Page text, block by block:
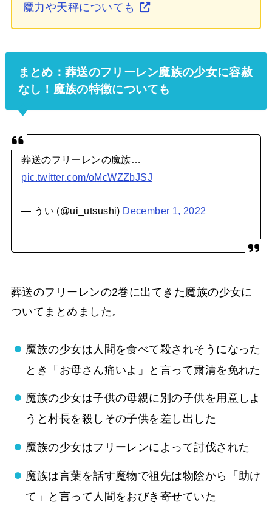
魔力や天秤についても
まとめ：葬送のフリーレン魔族の少女に容赦
なし！魔族の特徴についても
葬送のフリーレンの魔族…
pic.twitter.com/oMcWZZbJSJ
— うい (@ui_utsushi) December 1, 2022
葬送のフリーレンの2巻に出てきた魔族の少女に
ついてまとめました。
魔族の少女は人間を食べて殺されそうになった
とき「お母さん痛いよ」と言って粛清を免れた
魔族の少女は子供の母親に別の子供を用意しよ
うと村長を殺しその子供を差し出した
魔族の少女はフリーレンによって討伐された
魔族は言葉を話す魔物で祖先は物陰から「助け
て」と言って人間をおびき寄せていた